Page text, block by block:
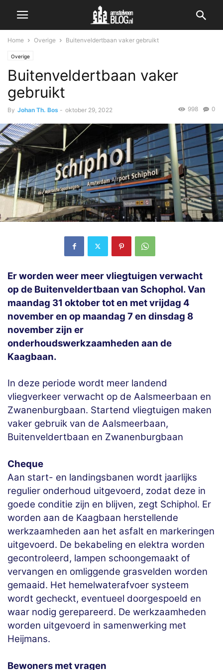
Home Overige Buitenveldertbaan vaker gebruikt
Overige
Buitenveldertbaan vaker
gebruikt
By Johan Th. Bos - oktober 29, 2022 0
998
Er worden weer meer vliegtuigen verwacht
op de Buitenveldertbaan van Schophol. Van
maandag 31 oktober tot en met vrijdag 4
november en op maandag 7 en dinsdag 8
november zijn er
onderhoudswerkzaamheden aan de
Kaagbaan.
In deze periode wordt meer landend
vliegverkeer verwacht op de Aalsmeerbaan en
Zwanenburgbaan. Startend vliegtuigen maken
vaker gebruik van de Aalsmeerbaan,
Buitenveldertbaan en Zwanenburgbaan
Cheque
Aan start- en landingsbanen wordt jaarlijks
regulier onderhoud uitgevoerd, zodat deze in
goede conditie zijn en blijven, zegt Schiphol. Er
worden aan de Kaagbaan herstellende
werkzaamheden aan het asfalt en markeringen
uitgevoerd. De bekabeling en elektra worden
gecontroleerd, lampen schoongemaakt of
vervangen en omliggende grasvelden worden
gemaaid. Het hemelwaterafvoer systeem
wordt gecheckt, eventueel doorgespoeld en
waar nodig gerepareerd. De werkzaamheden
worden uitgevoerd in samenwerking met
Heijmans.
Bewoners met vragen